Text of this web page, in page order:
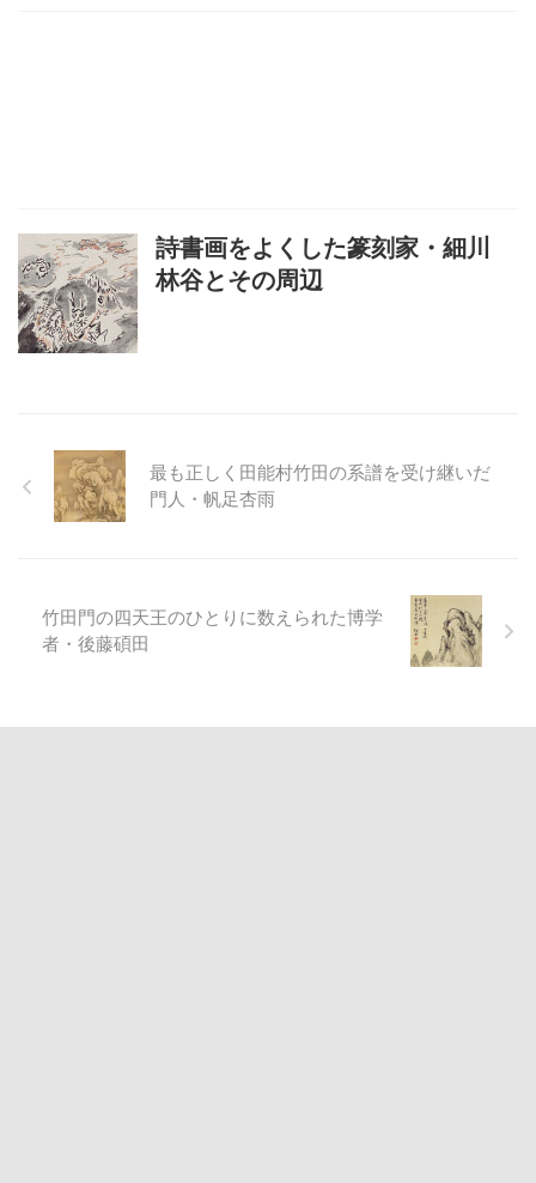
詩書画をよくした篆刻家・細川
林谷とその周辺
最も正しく田能村竹田の系譜を受け継いだ
門人・帆足杏雨
竹田門の四天王のひとりに数えられた博学
者・後藤碩田